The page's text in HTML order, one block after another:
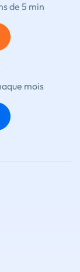
de 5 min
mois